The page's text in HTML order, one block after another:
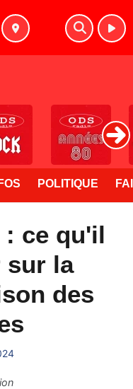
POLITIQUE
: ce qu'il
sur la
des